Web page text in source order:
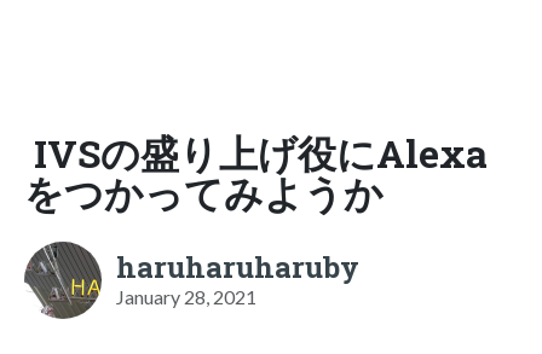
IVSの盛り上げ役にAlexa
をつかってみようか
haruharuharuby
January 28, 2021